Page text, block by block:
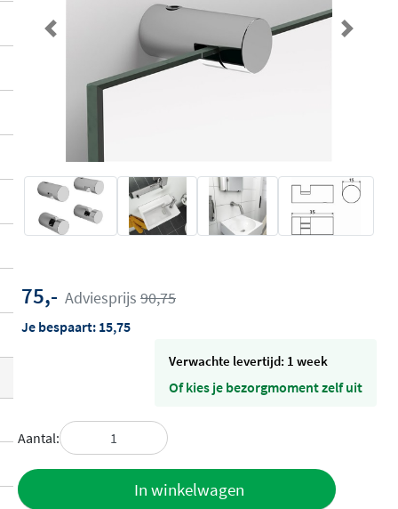
Previous Next
75,- Adviesprijs 90,75
Je bespaart: 15,75
Verwachte levertijd: 1 week
Of kies je bezorgmoment zelf uit
Aantal:
In winkelwagen